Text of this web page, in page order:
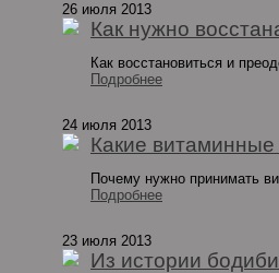
26 июля 2013
Как нужно
Как восстановиться и
Подробнее
24 июля 2013
Какие
Почему нужно принимать
Подробнее
23 июля 2013
Из истории